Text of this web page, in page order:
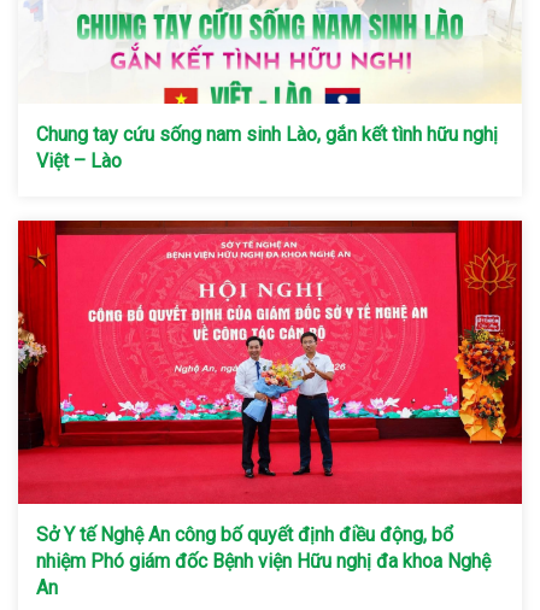
Chung tay cứu sống nam sinh Lào, gắn kết tình hữu nghị
Việt – Lào
Sở Y tế Nghệ An công bố quyết định điều động, bổ
nhiệm Phó giám đốc Bệnh viện Hữu nghị đa khoa Nghệ
An